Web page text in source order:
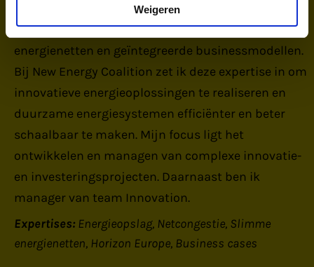
Weigeren
achtergrond in scheikundige technologie en
bedrijfskunde met een focus op slimme
energienetten en geïntegreerde businessmodellen.
Bij New Energy Coalition zet ik deze expertise in om
innovatieve energieoplossingen te realiseren en
duurzame energiesystemen efficiënter en beter
schaalbaar te maken. Mijn focus ligt het
ontwikkelen en managen van complexe innovatie-
en investeringsprojecten. Daarnaast ben ik
manager van team Innovation.
Expertises: Energieopslag Netcongestie Slimme
energienetten Horizon Europe Business cases